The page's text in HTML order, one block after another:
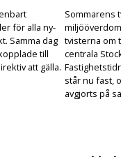
för alla ny-
Samma dag
till
att gälla.
Sommarens
tvisterna om
centrala
står nu fast,
avgjorts på sa